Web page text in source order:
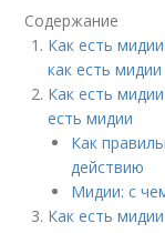
Содержание
Как есть
как есть мидии
Как есть
есть мидии
Как
действию
Мидии: с
Как есть